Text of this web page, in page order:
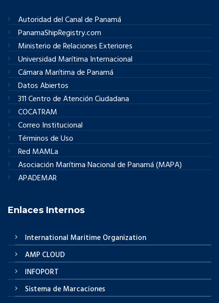
Autoridad del Canal de Panamá
PanamaShipRegistry.com
Ministerio de Relaciones Exteriores
Universidad Marítima Internacional
Cámara Marítima de Panamá
Datos Abiertos
311 Centro de Atención Ciudadana
COCATRAM
Correo Institucional
Términos de Uso
Red MAMLa
Asociación Marítima Nacional de Panamá (MAPA)
APADEMAR
Enlaces Internos
International Maritime Organization
AMP CLOUD
INFOPORT
Sistema de Marcaciones